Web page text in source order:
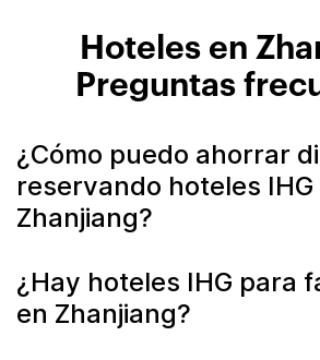
Hoteles en
Preguntas
¿Cómo puedo ahorrar
reservando hoteles IHG
Zhanjiang?
¿Hay hoteles IHG para
en Zhanjiang?